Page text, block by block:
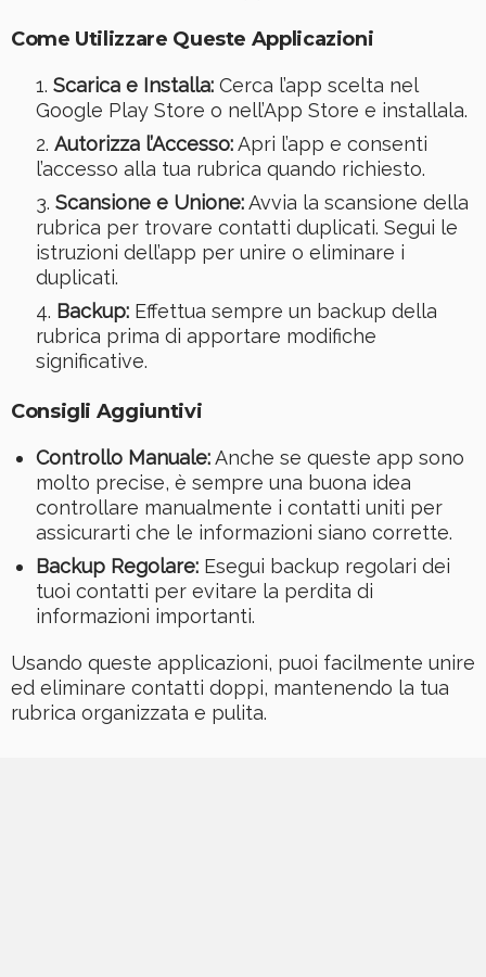
Come Utilizzare Queste Applicazioni
Scarica e Installa:Cerca l’app scelta nel
Google Play Store o nell’App Store e installala.
Autorizza l’Accesso:Apri l’app e consenti
l’accesso alla tua rubrica quando richiesto.
Scansione e Unione:Avvia la scansione della
rubrica per trovare contatti duplicati. Segui le
istruzioni dell’app per unire o eliminare i
duplicati.
Backup:Effettua sempre un backup della
rubrica prima di apportare modifiche
significative.
Consigli Aggiuntivi
Controllo Manuale:Anche se queste app sono
molto precise, è sempre una buona idea
controllare manualmente i contatti uniti per
assicurarti che le informazioni siano corrette.
Backup Regolare:Esegui backup regolari dei
tuoi contatti per evitare la perdita di
informazioni importanti.
Usando queste applicazioni, puoi facilmente unire
ed eliminare contatti doppi, mantenendo la tua
rubrica organizzata e pulita.